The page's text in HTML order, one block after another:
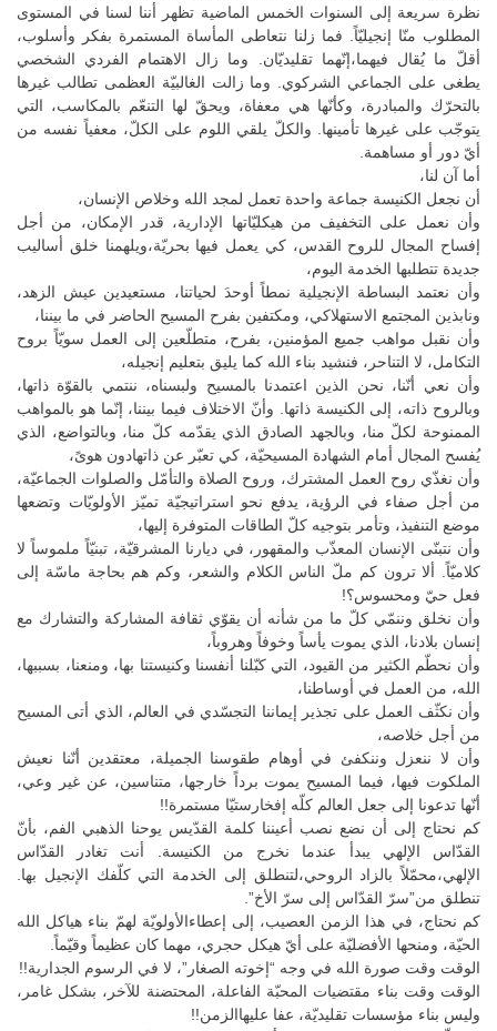
نظرة سريعة إلى السنوات الخمس الماضية تظهر أننا لسنا في المستوى
المطلوب منّا إنجيليّاً. فما زلنا نتعاطى المأساة المستمرة بفكر وأسلوب،
أقلّ ما يُقال فيهما،إنّهما تقليديّان. وما زال الاهتمام الفردي الشخصي
يطغى على الجماعي الشركوي. وما زالت الغالبيّة العظمى تطالب غيرها
بالتحرّك والمبادرة، وكأنّها هي معفاة، ويحقّ لها التنعّم بالمكاسب، التي
يتوجّب على غيرها تأمينها. والكلّ يلقي اللوم على الكلّ، معفياً نفسه من
أيّ دور أو مساهمة.
أما آن لنا،
أن نجعل الكنيسة جماعة واحدة تعمل لمجد الله وخلاص الإنسان،
وأن نعمل على التخفيف من هيكليّاتها الإدارية، قدر الإمكان، من أجل
إفساح المجال للروح القدس، كي يعمل فيها بحريّة،ويلهمنا خلق أساليب
جديدة تتطلبها الخدمة اليوم،
وأن نعتمد البساطة الإنجيلية نمطاً أوحدَ لحياتنا، مستعيدين عيش الزهد،
ونابذين المجتمع الاستهلاكي، ومكتفين بفرح المسيح الحاضر في ما بيننا،
وأن نقبل مواهب جميع المؤمنين، بفرح، متطلّعين إلى العمل سويّاً بروح
التكامل، لا التناحر، فنشيد بناء الله كما يليق بتعليم إنجيله،
وأن نعي أنّنا، نحن الذين اعتمدنا بالمسيح ولبسناه، ننتمي بالقوّة ذاتها،
وبالروح ذاته، إلى الكنيسة ذاتها. وأنّ الاختلاف فيما بيننا، إنّما هو بالمواهب
الممنوحة لكلّ منا، وبالجهد الصادق الذي يقدّمه كلّ منا، وبالتواضع، الذي
يُفسح المجال أمام الشهادة المسيحيّة، كي تعبّر عن ذاتهادون هوىً،
وأن نغذّي روح العمل المشترك، وروح الصلاة والتأمّل والصلوات الجماعيّة،
من أجل صفاء في الرؤية، يدفع نحو استراتيجيّة تميّز الأولويّات وتضعها
موضع التنفيذ، وتأمر بتوجيه كلّ الطاقات المتوفرة إليها،
وأن نتبنّى الإنسان المعذّب والمقهور، في ديارنا المشرقيّة، تبنيّاً ملموساً لا
كلاميّاً. ألا ترون كم ملّ الناس الكلام والشعر، وكم هم بحاجة ماسّة إلى
فعل حيّ ومحسوس؟!
وأن نخلق وننمّي كلّ ما من شأنه أن يقوّي ثقافة المشاركة والتشارك مع
إنسان بلادنا، الذي يموت يأساً وخوفاً وهروباً،
وأن نحطّم الكثير من القيود، التي كبّلنا أنفسنا وكنيستنا بها، ومنعنا، بسببها،
الله، من العمل في أوساطنا،
وأن نكثّف العمل على تجذير إيماننا التجسّدي في العالم، الذي أتى المسيح
من أجل خلاصه،
وأن لا ننعزل وننكفئ في أوهام طقوسنا الجميلة، معتقدين أنّنا نعيش
الملكوت فيها، فيما المسيح يموت برداً خارجها، متناسين، عن غير وعي،
أنّها تدعونا إلى جعل العالم كلّه إفخارستيّا مستمرة!!
كم نحتاج إلى أن نضع نصب أعيننا كلمة القدّيس يوحنا الذهبي الفم، بأنّ
القدّاس الإلهي يبدأ عندما نخرج من الكنيسة. أنت تغادر القدّاس
الإلهي،محمّلاً بالزاد الروحي،لتنطلق إلى الخدمة التي كلّفك الإنجيل بها.
تنطلق من”سرّ القدّاس إلى سرّ الأخ”.
كم نحتاج، في هذا الزمن العصيب، إلى إعطاءالأولويّة لهمّ بناء هياكل الله
الحيّة، ومنحها الأفضليّة على أيّ هيكل حجري، مهما كان عظيماً وقيّماً.
الوقت وقت صورة الله في وجه “إخوته الصغار”، لا في الرسوم الجدارية!!
الوقت وقت بناء مقتضيات المحبّة الفاعلة، المحتضنة للآخر، بشكل غامر،
وليس بناء مؤسسات تقليديّة، عفا عليهاالزمن!!